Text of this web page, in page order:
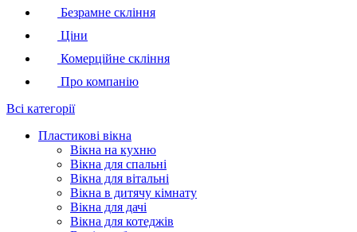
Безрамне скління
Ціни
Комерційне скління
Про компанію
Всі категорії
Пластикові вікна
Вікна на кухню
Вікна для спальні
Вікна для вітальні
Вікна в дитячу кімнату
Вікна для дачі
Вікна для котеджів